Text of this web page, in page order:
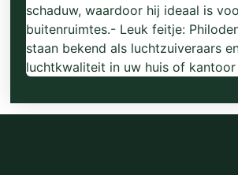
schaduw, waardoor hij ideaal is
buitenruimtes.- Leuk feitje:
staan ​​bekend als luchtzuiveraars
luchtkwaliteit in uw huis of